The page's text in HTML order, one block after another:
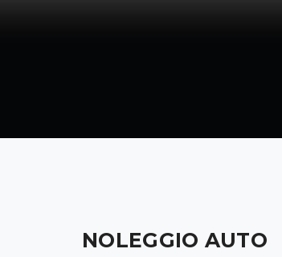
NOLEGGIO AUTO